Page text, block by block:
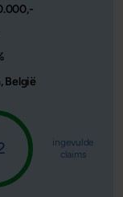
de waarde van
België
ingevulde
claims